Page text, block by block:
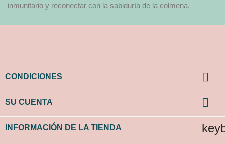
inmunitario y reconectar con la sabiduría de la colmena.
CONDICIONES 
SU CUENTA 
INFORMACIÓN DE LA TIENDA